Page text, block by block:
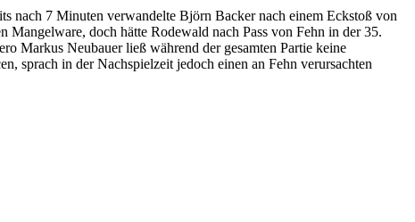
nach 7 Minuten verwandelte Björn Backer nach einem Eckstoß von
doch hätte Rodewald nach Pass von Fehn in der 35.
Markus Neubauer ließ während der gesamten Partie keine
sprach in der Nachspielzeit jedoch einen an Fehn verursachten